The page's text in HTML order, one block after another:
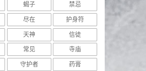
蝎子
禁忌
尽在
护身符
天神
信徒
常见
寺庙
守护者
药膏